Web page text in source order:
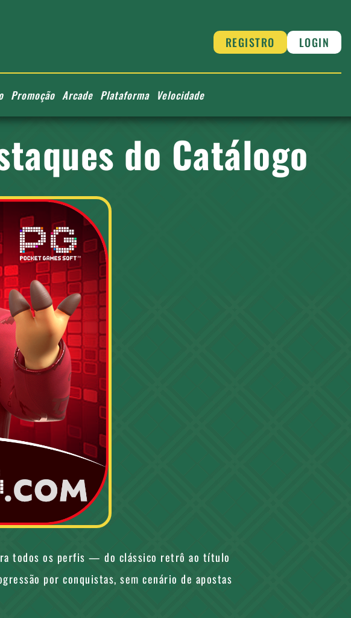
REGISTRO LOGIN
Promoção Arcade Plataforma Velocidade
do Catálogo
todos os perfis — do clássico retrô ao título
por conquistas, sem cenário de apostas